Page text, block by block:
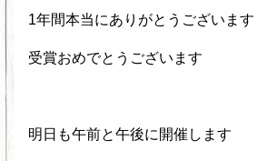
1年間本当にありがとうございます
受賞おめでとうございます
明日も午前と午後に開催します